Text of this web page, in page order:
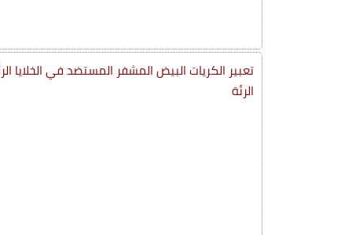
تعبير الكريات البيض المشفر المستضد في الخلايا
الرئة